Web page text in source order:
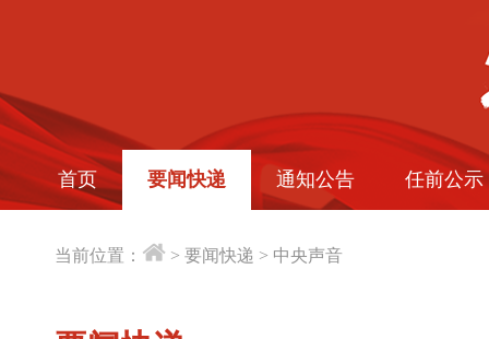
首页 要闻快递 通知公告 任前公示
当前位置： > 要闻快递 > 中央声音